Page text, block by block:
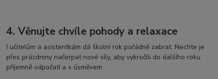
4. Věnujte chvíle pohody a relaxace
I učitelům a asistentkám dá školní rok pořádně zabrat. Nechte je
přes prázdniny načerpat nové síly, aby vykročili do dalšího roku
příjemně odpočatí a s úsměvem.